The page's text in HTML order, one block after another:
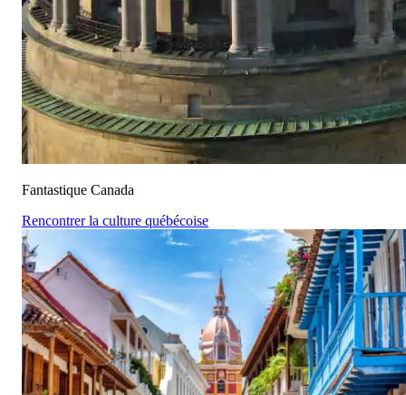
Fantastique Canada
Rencontrer la culture québécoise